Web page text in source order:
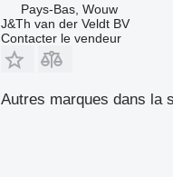
Pays-Bas, Wouw
J&Th van der Veldt BV
Contacter le vendeur
Autres marques dans la